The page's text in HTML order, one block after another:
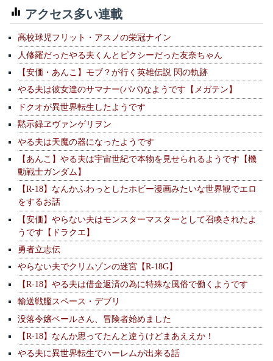
アクセス多い連載
高校球児フリット・アスノの栄冠ナイン
人修羅だったやる夫くんとピクシーだった友奈ちゃん
【安価・あんこ】モブ？が行く英雄伝説 閃の軌跡
やる夫は彼女達のサマナー(パパ)なようです【メガテン】
ドクオが異世界転生したようです
黙示録ヱヴァンゲリヲン
やる夫は天魔の器になったようです
【あんこ】やる夫は宇宙世紀で本物を見せられるようです【機
動戦士ガンダム】
【R-18】なんかふわっとしたホビー漫画みたいな世界観でエロ
をするお話
【安価】やらない夫はモンスターマスターとして召喚されたよ
うです【ドラクエ】
勇者立志伝
やらない夫でクリムゾンの迷宮【R-18G】
【R-18】やる夫は借金返済の為に特殊な風俗で働くようです
輸送戦艦スペース・デブリ
没落令嬢ベールさん、冒険者始めました
【R-18】なんか思ってたんと違うけどまあええか！
やる夫に異世界転生でハーレムが出来る話